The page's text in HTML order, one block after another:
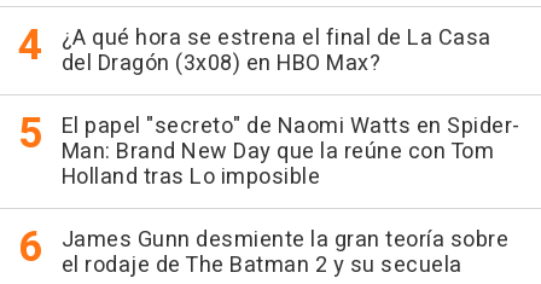
¿A qué hora se estrena el final de La Casa
del Dragón (3x08) en HBO Max?
El papel "secreto" de Naomi Watts en Spider-
Man: Brand New Day que la reúne con Tom
Holland tras Lo imposible
James Gunn desmiente la gran teoría sobre
el rodaje de The Batman 2 y su secuela